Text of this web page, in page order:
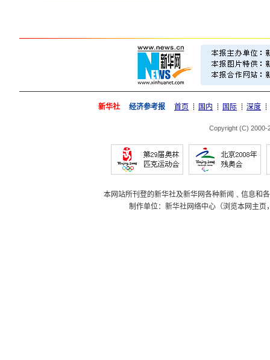
新华社 经济参考报 首页 国内 国际 深度
Copyright (C) 2000-
本网站所刊登的新华社及新华网各种新闻﹑信息和
制作单位：新华社网络中心（浏览本网主